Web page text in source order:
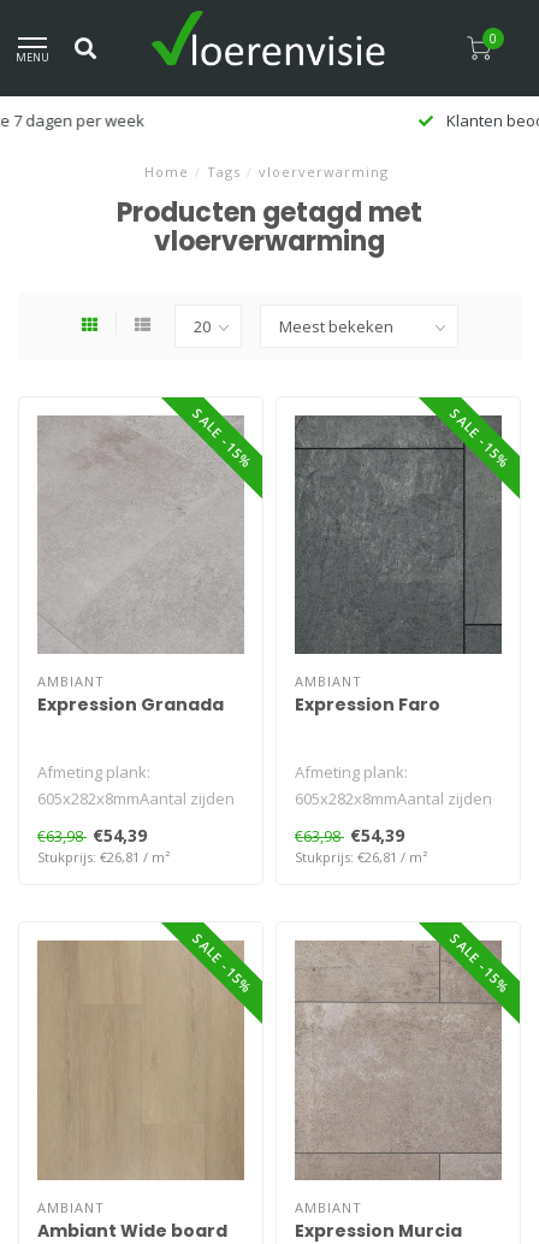
MENU
0
Home / Tags / vloerverwarming
Producten getagd met
vloerverwarming
SALE -15%
AMBIANT
Expression Granada
Afmeting plank:
605x282x8mmAantal zijden
V-groef: 4VGarantie
Woongebruik (jaren)..
€63,98 €54,39
Stukprijs: €26,81 / m²
SALE -15%
AMBIANT
Expression Faro
Afmeting plank:
605x282x8mmAantal zijden
V-groef: 4VGarantie
Woongebruik (jaren)..
€63,98 €54,39
Stukprijs: €26,81 / m²
SALE -15%
AMBIANT
Ambiant Wide board
SALE -15%
AMBIANT
Expression Murcia